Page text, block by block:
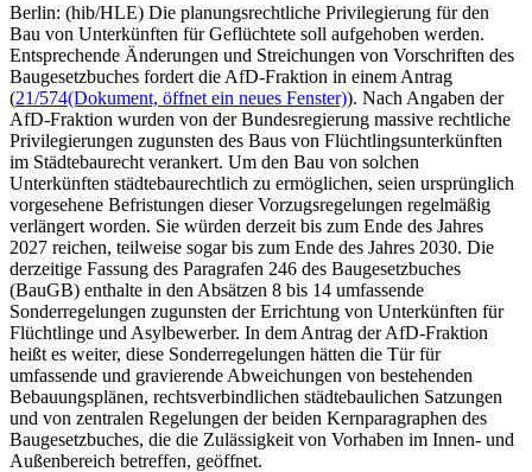
Berlin: (hib/HLE) Die planungsrechtliche Privilegierung für den
Bau von Unterkünften für Geflüchtete soll aufgehoben werden.
Entsprechende Änderungen und Streichungen von Vorschriften des
Baugesetzbuches fordert die AfD-Fraktion in einem Antrag
(21/574(Dokument, öffnet ein neues Fenster)). Nach Angaben der
AfD-Fraktion wurden von der Bundesregierung massive rechtliche
Privilegierungen zugunsten des Baus von Flüchtlingsunterkünften
im Städtebaurecht verankert. Um den Bau von solchen
Unterkünften städtebaurechtlich zu ermöglichen, seien ursprünglich
vorgesehene Befristungen dieser Vorzugsregelungen regelmäßig
verlängert worden. Sie würden derzeit bis zum Ende des Jahres
2027 reichen, teilweise sogar bis zum Ende des Jahres 2030. Die
derzeitige Fassung des Paragrafen 246 des Baugesetzbuches
(BauGB) enthalte in den Absätzen 8 bis 14 umfassende
Sonderregelungen zugunsten der Errichtung von Unterkünften für
Flüchtlinge und Asylbewerber. In dem Antrag der AfD-Fraktion
heißt es weiter, diese Sonderregelungen hätten die Tür für
umfassende und gravierende Abweichungen von bestehenden
Bebauungsplänen, rechtsverbindlichen städtebaulichen Satzungen
und von zentralen Regelungen der beiden Kernparagraphen des
Baugesetzbuches, die die Zulässigkeit von Vorhaben im Innen- und
Außenbereich betreffen, geöffnet.